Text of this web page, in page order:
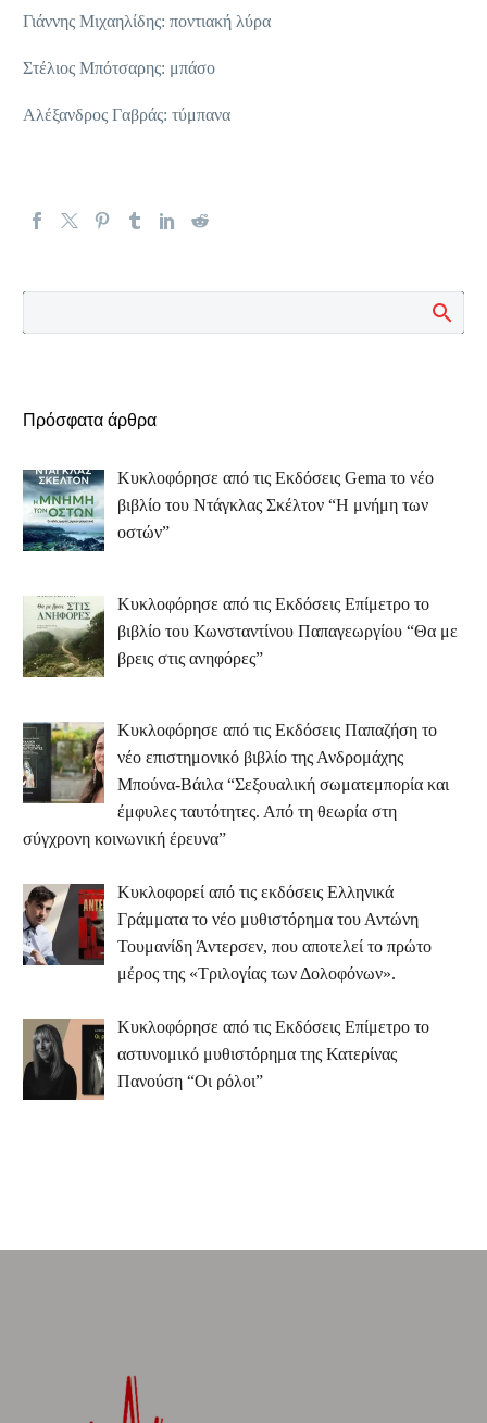
Γιάννης Μιχαηλίδης: ποντιακή λύρα
Στέλιος Μπότσαρης: μπάσο
Αλέξανδρος Γαβράς: τύμπανα
Πρόσφατα άρθρα
Κυκλοφόρησε από τις Εκδόσεις Gema το νέο
βιβλίο του Ντάγκλας Σκέλτον “Η μνήμη των
οστών”
Κυκλοφόρησε από τις Εκδόσεις Επίμετρο το
βιβλίο του Κωνσταντίνου Παπαγεωργίου “Θα με
βρεις στις ανηφόρες”
Κυκλοφόρησε από τις Εκδόσεις Παπαζήση το
νέο επιστημονικό βιβλίο της Ανδρομάχης
Μπούνα-Βάιλα “Σεξουαλική σωματεμπορία και
έμφυλες ταυτότητες. Από τη θεωρία στη
σύγχρονη κοινωνική έρευνα”
Κυκλοφορεί από τις εκδόσεις Ελληνικά
Γράμματα το νέο μυθιστόρημα του Αντώνη
Τουμανίδη Άντερσεν, που αποτελεί το πρώτο
μέρος της «Τριλογίας των Δολοφόνων».
Κυκλοφόρησε από τις Εκδόσεις Επίμετρο το
αστυνομικό μυθιστόρημα της Κατερίνας
Πανούση “Οι ρόλοι”